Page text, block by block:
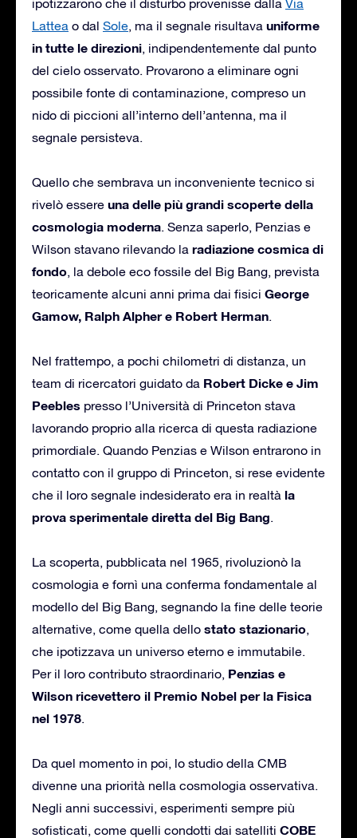
ipotizzarono che il disturbo provenisse dalla Via
Lattea o dal Sole, ma il segnale risultava uniforme
in tutte le direzioni, indipendentemente dal punto
del cielo osservato. Provarono a eliminare ogni
possibile fonte di contaminazione, compreso un
nido di piccioni all’interno dell’antenna, ma il
segnale persisteva.
Quello che sembrava un inconveniente tecnico si
rivelò essere una delle più grandi scoperte della
cosmologia moderna. Senza saperlo, Penzias e
Wilson stavano rilevando la radiazione cosmica di
fondo, la debole eco fossile del Big Bang, prevista
teoricamente alcuni anni prima dai fisici George
Gamow, Ralph Alpher e Robert Herman.
Nel frattempo, a pochi chilometri di distanza, un
team di ricercatori guidato da Robert Dicke e Jim
Peebles presso l’Università di Princeton stava
lavorando proprio alla ricerca di questa radiazione
primordiale. Quando Penzias e Wilson entrarono in
contatto con il gruppo di Princeton, si rese evidente
che il loro segnale indesiderato era in realtà la
prova sperimentale diretta del Big Bang.
La scoperta, pubblicata nel 1965, rivoluzionò la
cosmologia e fornì una conferma fondamentale al
modello del Big Bang, segnando la fine delle teorie
alternative, come quella dello stato stazionario,
che ipotizzava un universo eterno e immutabile.
Per il loro contributo straordinario, Penzias e
Wilson ricevettero il Premio Nobel per la Fisica
nel 1978.
Da quel momento in poi, lo studio della CMB
divenne una priorità nella cosmologia osservativa.
Negli anni successivi, esperimenti sempre più
sofisticati, come quelli condotti dai satelliti COBE